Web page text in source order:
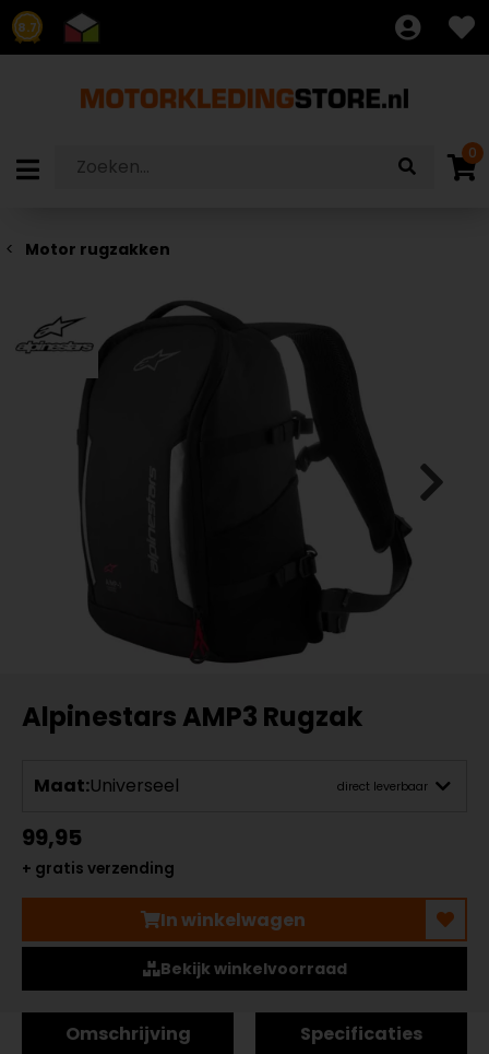
8.7
0
Motor rugzakken
Alpinestars AMP3 Rugzak
Maat:Universeel direct leverbaar
99,95
+ gratis verzending
In winkelwagen
Bekijk winkelvoorraad
Omschrijving Specificaties